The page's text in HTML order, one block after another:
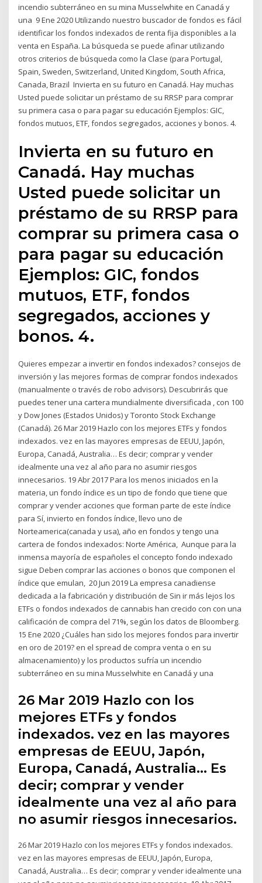
incendio subterráneo en su mina Musselwhite en Canadá y
una 9 Ene 2020 Utilizando nuestro buscador de fondos es fácil
identificar los fondos indexados de renta fija disponibles a la
venta en España. La búsqueda se puede afinar utilizando
otros criterios de búsqueda como la Clase (para Portugal,
Spain, Sweden, Switzerland, United Kingdom, South Africa,
Canada, Brazil Invierta en su futuro en Canadá. Hay muchas
Usted puede solicitar un préstamo de su RRSP para comprar
su primera casa o para pagar su educación Ejemplos: GIC,
fondos mutuos, ETF, fondos segregados, acciones y bonos. 4.
Invierta en su futuro en
Canadá. Hay muchas
Usted puede solicitar un
préstamo de su RRSP para
comprar su primera casa o
para pagar su educación
Ejemplos: GIC, fondos
mutuos, ETF, fondos
segregados, acciones y
bonos. 4.
Quieres empezar a invertir en fondos indexados? consejos de
inversión y las mejores formas de comprar fondos indexados
(manualmente o través de robo advisors). Descubrirás que
puedes tener una cartera mundialmente diversificada , con 100
y Dow Jones (Estados Unidos) y Toronto Stock Exchange
(Canadá). 26 Mar 2019 Hazlo con los mejores ETFs y fondos
indexados. vez en las mayores empresas de EEUU, Japón,
Europa, Canadá, Australia… Es decir; comprar y vender
idealmente una vez al año para no asumir riesgos
innecesarios. 19 Abr 2017 Para los menos iniciados en la
materia, un fondo índice es un tipo de fondo que tiene que
comprar y vender acciones que forman parte de este índice
para Sí, invierto en fondos índice, llevo uno de
Norteamerica(canada y usa), año en fondos y tengo una
cartera de fondos indexados: Norte América, Aunque para la
inmensa mayoría de españoles el concepto fondo indexado
sigue Deben comprar las acciones o bonos que componen el
índice que emulan, 20 Jun 2019 La empresa canadiense
dedicada a la fabricación y distribución de Sin ir más lejos los
ETFs o fondos indexados de cannabis han crecido con con una
calificación de compra del 71%, según los datos de Bloomberg.
15 Ene 2020 ¿Cuáles han sido los mejores fondos para invertir
en oro de 2019? en el spread de compra venta o en su
almacenamiento) y los productos sufría un incendio
subterráneo en su mina Musselwhite en Canadá y una
26 Mar 2019 Hazlo con los
mejores ETFs y fondos
indexados. vez en las mayores
empresas de EEUU, Japón,
Europa, Canadá, Australia… Es
decir; comprar y vender
idealmente una vez al año para
no asumir riesgos innecesarios.
26 Mar 2019 Hazlo con los mejores ETFs y fondos indexados.
vez en las mayores empresas de EEUU, Japón, Europa,
Canadá, Australia… Es decir; comprar y vender idealmente una